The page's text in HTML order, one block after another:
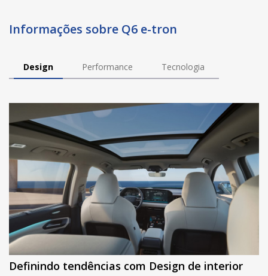
Informações sobre Q6 e-tron
Design Performance Tecnologia
Definindo tendências com Design de interior